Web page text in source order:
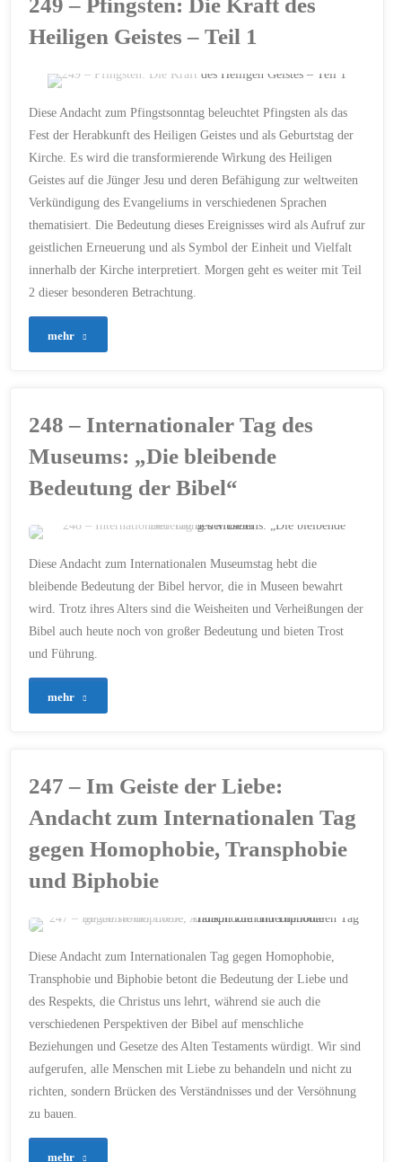
Heiligen
Geistes
–
2"
Heiligen Geistes – Teil 1
APOSTELGESCHICHTE/
EINHEIT/GEBET/
GEISTLICHE ERNEUERUNG
HEILIGER GEIST/KIRCHE/
VIELFALT
19. MAI 2024
Diese Andacht zum Pfingstsonntag beleuchtet Pfingsten als das
Fest der Herabkunft des Heiligen Geistes und als Geburtstag der
Kirche. Es wird die transformierende Wirkung des Heiligen
Geistes auf die Jünger Jesu und deren Befähigung zur weltweiten
Verkündigung des Evangeliums in verschiedenen Sprachen
thematisiert. Die Bedeutung dieses Ereignisses wird als Aufruf zur
geistlichen Erneuerung und als Symbol der Einheit und Vielfalt
innerhalb der Kirche interpretiert. Morgen geht es weiter mit Teil
2 dieser besonderen Betrachtung.
mehr
Geistes
Teil
248 – Internationaler Tag des
Museums: „Die bleibende
Bedeutung der Bibel“
BIBEL /
GEISTLICHES
ERBE/GESCHICHTE/
GLAUBE/GOTTES WORT/
INTERNATIONALER
11/PSALM 23
18. MAI 2024
Diese Andacht zum Internationalen Museumstag hebt die
bleibende Bedeutung der Bibel hervor, die in Museen bewahrt
wird. Trotz ihres Alters sind die Weisheiten und Verheißungen der
Bibel auch heute noch von großer Bedeutung und bieten Trost
und Führung.
mehr
Museums:
Bedeutung
der
Bibel“"
247 – Im Geiste der Liebe:
Andacht zum Internationalen Tag
gegen Homophobie, Transphobie
und Biphobie
AKZEPTANZ/ BI
/
BIBEL/CHRISTENTUM/
EHE/FAMILIE /
HOMOPHOBIE
HOMOSEXUALITÄT/
GEGEN HOMOPHOBIE/
MATTHÄUS/ RESPEKT/
RÖMER
/SCHWUL
/
SEXUELLE AUSRICHTUNG
TOLERANZ
17. MAI 2024
Diese Andacht zum Internationalen Tag gegen Homophobie,
Transphobie und Biphobie betont die Bedeutung der Liebe und
des Respekts, die Christus uns lehrt, während sie auch die
verschiedenen Perspektiven der Bibel auf menschliche
Beziehungen und Gesetze des Alten Testaments würdigt. Wir sind
aufgerufen, alle Menschen mit Liebe zu behandeln und nicht zu
richten, sondern Brücken des Verständnisses und der Versöhnung
zu bauen.
mehr